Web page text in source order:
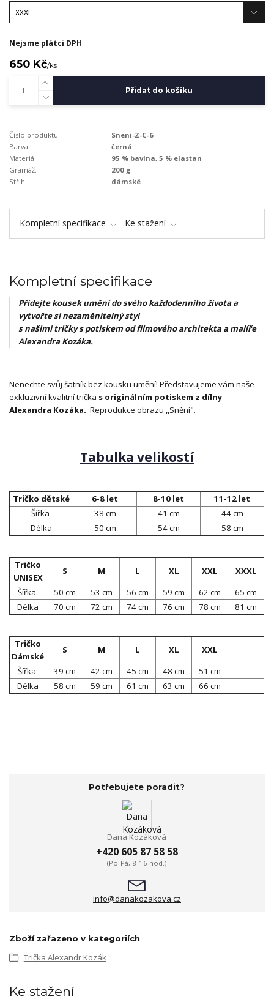
Nejsme plátci DPH
650 Kč/ks
Přidat do košíku
Číslo produktu:
Sneni-Z-C-6
Barva:
černá
Materiál::
95 % bavlna, 5 % elastan
Gramáž:
200 g
Střih:
dámské
Kompletní specifikace Ke stažení
Kompletní specifikace
Přidejte kousek umění do svého každodenního života a
vytvořte si nezaměnitelný styl
s našimi tričky s potiskem od filmového architekta a malíře
Alexandra Kozáka.
Nenechte svůj šatník bez kousku umění! Představujeme vám naše
exkluzivní kvalitní trička s originálním potiskem z dílny
Alexandra Kozáka. Reprodukce obrazu ,,Snění".
Tabulka velikostí
Tričko dětské 6-8 let 8-10 let
11-12 let
Šířka
38 cm 41 cm
44 cm
Délka
50 cm 54 cm 58 cm
Tričko
UNISEX
S M L XL XXL
XXXL
Šířka
50 cm 53 cm 56 cm 59 cm 62 cm
65 cm
Délka
70 cm 72 cm 74 cm 76 cm 78 cm 81 cm
Tričko
Dámské
S M L XL
XXL
Šířka
39 cm 42 cm 45 cm 48 cm
51 cm
Délka
58 cm 59 cm 61 cm 63 cm 66 cm
Potřebujete poradit?
Dana Kozáková
+420 605 87 58 58
(Po-Pá, 8-16 hod.)
info@danakozakova.cz
Zboží zařazeno v kategoriích
Trička Alexandr Kozák
Ke stažení